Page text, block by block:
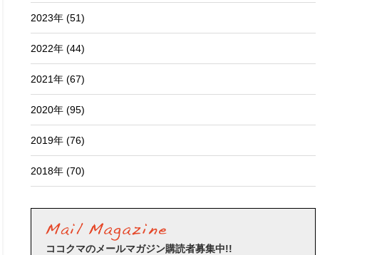
2023年 (51)
2022年 (44)
2021年 (67)
2020年 (95)
2019年 (76)
2018年 (70)
ココクマのメールマガジン購読者募集中!!